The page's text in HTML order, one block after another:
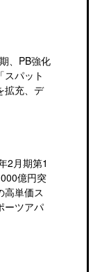
、PB強化
パット
拡充、デ
2月期第1
億円突
単価ス
ーツアパ